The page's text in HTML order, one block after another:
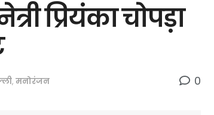
प्रियंका चोपड़ा
, मनोरंजन 0